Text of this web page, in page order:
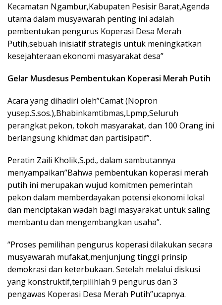
Kecamatan Ngambur,Kabupaten Pesisir Barat,Agenda
utama dalam musyawarah penting ini adalah
pembentukan pengurus Koperasi Desa Merah
Putih,sebuah inisiatif strategis untuk meningkatkan
kesejahteraan ekonomi masyarakat desa”
Gelar Musdesus Pembentukan Koperasi Merah Putih
Acara yang dihadiri oleh”Camat (Nopron
yusep.S.sos.),Bhabinkamtibmas,Lpmp,Seluruh
perangkat pekon, tokoh masyarakat, dan 100 Orang ini
berlangsung khidmat dan partisipatif”.
Peratin Zaili Kholik,S.pd., dalam sambutannya
menyampaikan”Bahwa pembentukan koperasi merah
putih ini merupakan wujud komitmen pemerintah
pekon dalam memberdayakan potensi ekonomi lokal
dan menciptakan wadah bagi masyarakat untuk saling
membantu dan mengembangkan usaha”.
“Proses pemilihan pengurus koperasi dilakukan secara
musyawarah mufakat,menjunjung tinggi prinsip
demokrasi dan keterbukaan. Setelah melalui diskusi
yang konstruktif,terpilihlah 9 pengurus dan 3
pengawas Koperasi Desa Merah Putih”ucapnya.